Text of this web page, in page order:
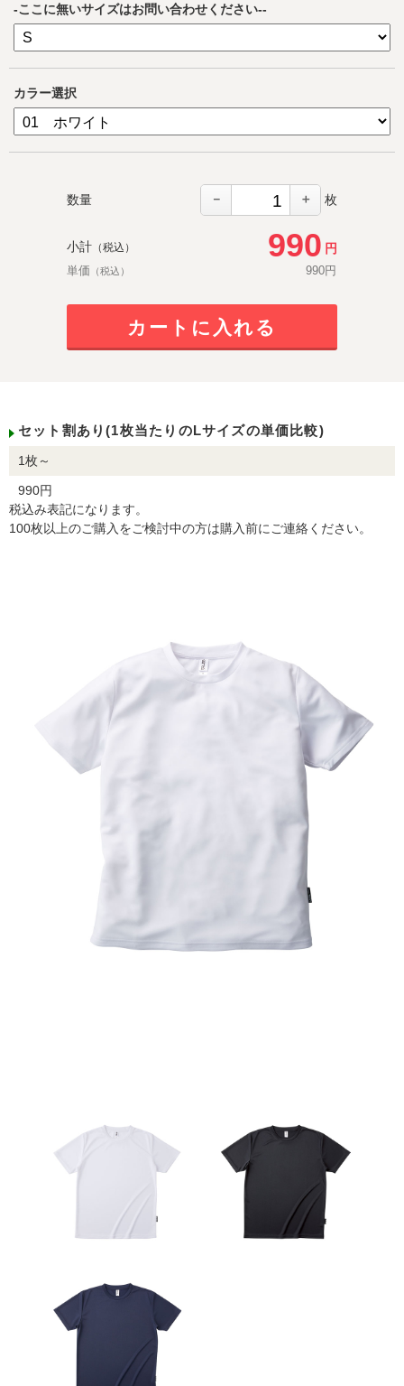
セット割あり(1枚当たりのLサイズの単価比較)
1枚～
990円
税込み表記になります。
100枚以上のご購入をご検討中の方は購入前にご連絡ください。
-ここに無いサイズはお問い合わせください--
カラー選択
数量 － ＋ 枚
小計 （税込） 990 円
単価 （税込） 990円
カートに入れる